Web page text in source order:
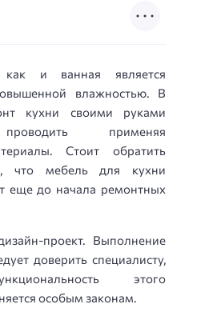
и ванная является
влажностью. В
кухни своими руками
применяя
Стоит обратить
что мебель для кухни
еще до начала ремонтных
проект. Выполнение
доверить специалисту,
этого
особым законам.